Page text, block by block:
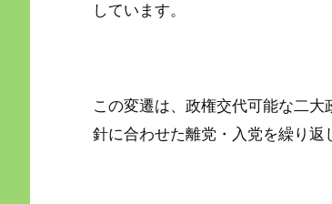
しています。
この変遷は、政権交代可能な二
針に合わせた離党・入党を繰り返